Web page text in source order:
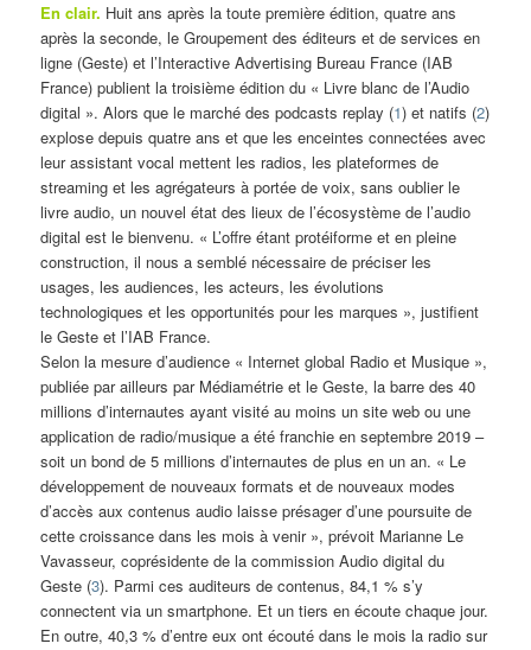
En clair. Huit ans après la toute première édition, quatre ans
après la seconde, le Groupement des éditeurs et de services en
ligne (Geste) et l’Interactive Advertising Bureau France (IAB
France) publient la troisième édition du « Livre blanc de l’Audio
digital ». Alors que le marché des podcasts replay (1) et natifs (2)
explose depuis quatre ans et que les enceintes connectées avec
leur assistant vocal mettent les radios, les plateformes de
streaming et les agrégateurs à portée de voix, sans oublier le
livre audio, un nouvel état des lieux de l’écosystème de l’audio
digital est le bienvenu. « L’offre étant protéiforme et en pleine
construction, il nous a semblé nécessaire de préciser les
usages, les audiences, les acteurs, les évolutions
technologiques et les opportunités pour les marques », justifient
le Geste et l’IAB France.
Selon la mesure d’audience « Internet global Radio et Musique »,
publiée par ailleurs par Médiamétrie et le Geste, la barre des 40
millions d’internautes ayant visité au moins un site web ou une
application de radio/musique a été franchie en septembre 2019 –
soit un bond de 5 millions d’internautes de plus en un an. « Le
développement de nouveaux formats et de nouveaux modes
d’accès aux contenus audio laisse présager d’une poursuite de
cette croissance dans les mois à venir », prévoit Marianne Le
Vavasseur, coprésidente de la commission Audio digital du
Geste (3). Parmi ces auditeurs de contenus, 84,1 % s’y
connectent via un smartphone. Et un tiers en écoute chaque jour.
En outre, 40,3 % d’entre eux ont écouté dans le mois la radio sur